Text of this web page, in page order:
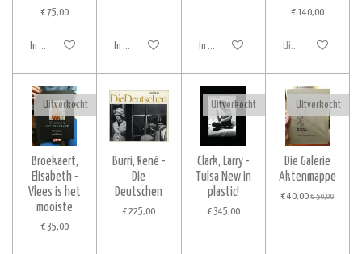
€ 75,00
In winkelwagen In winkelwagen In winkelwagen
€ 140,00
Uitverkocht
Uitverkocht
Broekaert,
Elisabeth -
Vlees is het
mooiste
€ 35,00
Burri, René -
Die
Deutschen
€ 225,00
Uitverkocht
Clark, Larry -
Tulsa New in
plastic!
€ 345,00
Uitverkocht
Die Galerie
Aktenmappe
€ 40,00 € 50,00